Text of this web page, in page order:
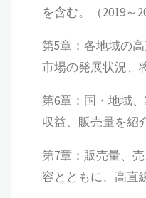
を含む。（2019～
第5章：各地域の
市場の発展状況、
第6章：国・地域
収益、販売量を紹
第7章：販売量、
容とともに、高直